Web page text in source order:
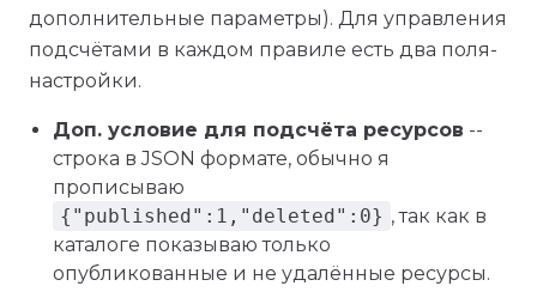
дополнительные параметры). Для управления
подсчётами в каждом правиле есть два поля-
настройки.
Доп. условие для подсчёта ресурсов --
строка в JSON формате, обычно я
прописываю
{"published":1,"deleted":0} , так как в
каталоге показываю только
опубликованные и не удалённые ресурсы.